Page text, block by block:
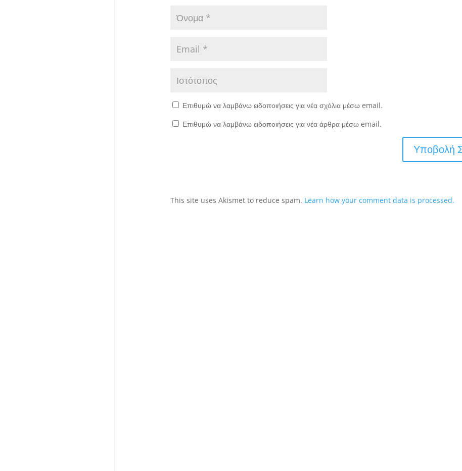
Επιθυμώ να λαμβάνω ειδοποιήσεις για νέα σχόλια μέσω email.
Επιθυμώ να λαμβάνω ειδοποιήσεις για νέα άρθρα μέσω email.
This site uses Akismet to reduce spam. Learn how your comment data is processed.